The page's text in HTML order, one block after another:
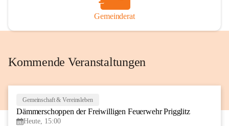
Gemeinderat
Kommende Veranstaltungen
Gemeinschaft & Vereinsleben
Dämmerschoppen der Freiwilligen Feuerwehr Prigglitz
Heute, 15:00